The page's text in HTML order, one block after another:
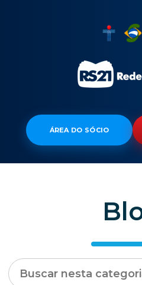
ÁREA DO SÓCIO